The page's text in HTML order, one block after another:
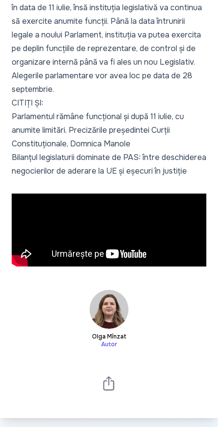
în data de 11 iulie, însă instituția legislativă va continua
să exercite anumite funcții. Până la data întrunirii
legale a noului Parlament, instituția va putea exercita
pe deplin funcțiile de reprezentare, de control și de
organizare internă până va fi ales un nou Legislativ.
Alegerile parlamentare vor avea loc pe data de 28
septembrie.
CITIȚI ȘI:
Parlamentul rămâne funcțional și după 11 iulie, cu
anumite limitări. Precizările președintei Curții
Constituționale, Domnica Manole
Bilanțul legislaturii dominate de PAS: între deschiderea
negocierilor de aderare la UE și eșecuri în justiție
Olga Mînzat
Autor